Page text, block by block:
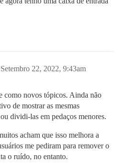
Setembro 22, 2022, 9:43am
novos tópicos. Ainda não
de mostrar as mesmas
dividi-las em pedaços menores.
acham que isso melhora a
me pediram para remover o
o ruído, no entanto.